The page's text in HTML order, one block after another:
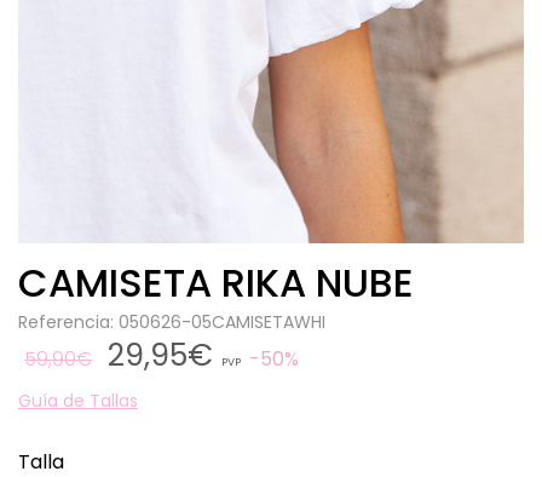
CAMISETA RIKA NUBE
Referencia: 050626-05CAMISETAWHI
59,90€ 29,95€ PVP 50%
Guía de Tallas
Talla